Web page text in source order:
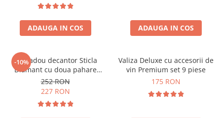
ADAUGA IN COS ADAUGA IN COS
-10%
Set cadou decantor Sticla
Diamant cu doua pahare
Deluxe
252 RON
227 RON
Valiza Deluxe cu accesorii de
vin Premium set 9 piese
175 RON